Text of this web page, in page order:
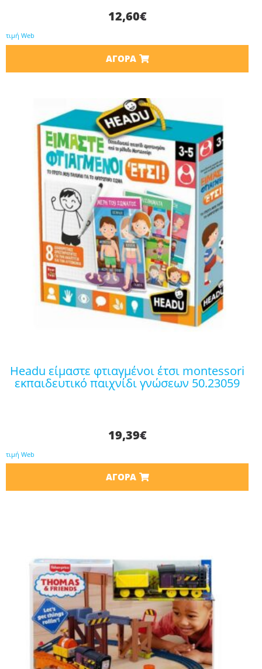
12,60€
τιμή Web
ΑΓΟΡΆ
headu είμαστε φτιαγμένοι έτσι montessori
εκπαιδευτικό παιχνίδι γνώσεων 50.23059
19,39€
τιμή Web
ΑΓΟΡΆ